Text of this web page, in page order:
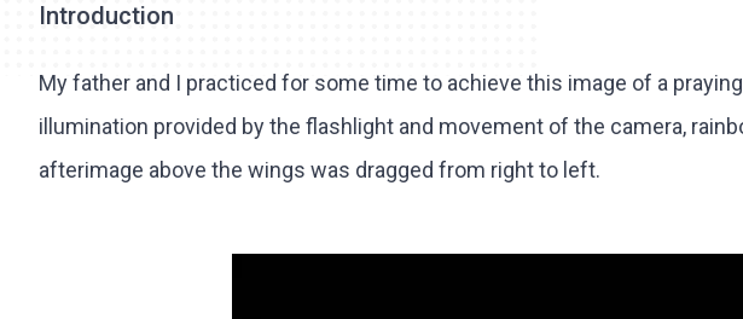
Introduction
My father and I practiced for some time to achieve this image of a
illumination provided by the flashlight and movement of the camera,
afterimage above the wings was dragged from right to left.